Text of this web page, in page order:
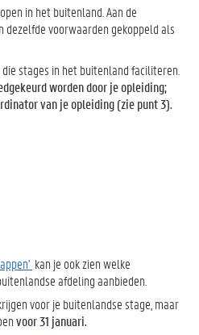
in het buitenland. Aan de
voorwaarden gekoppeld als
stages in het buitenland faciliteren.
worden door je opleiding;
van je opleiding (zie punt 3).
kan je ook zien welke
afdeling aanbieden.
voor je buitenlandse stage, maar
voor 31 januari.